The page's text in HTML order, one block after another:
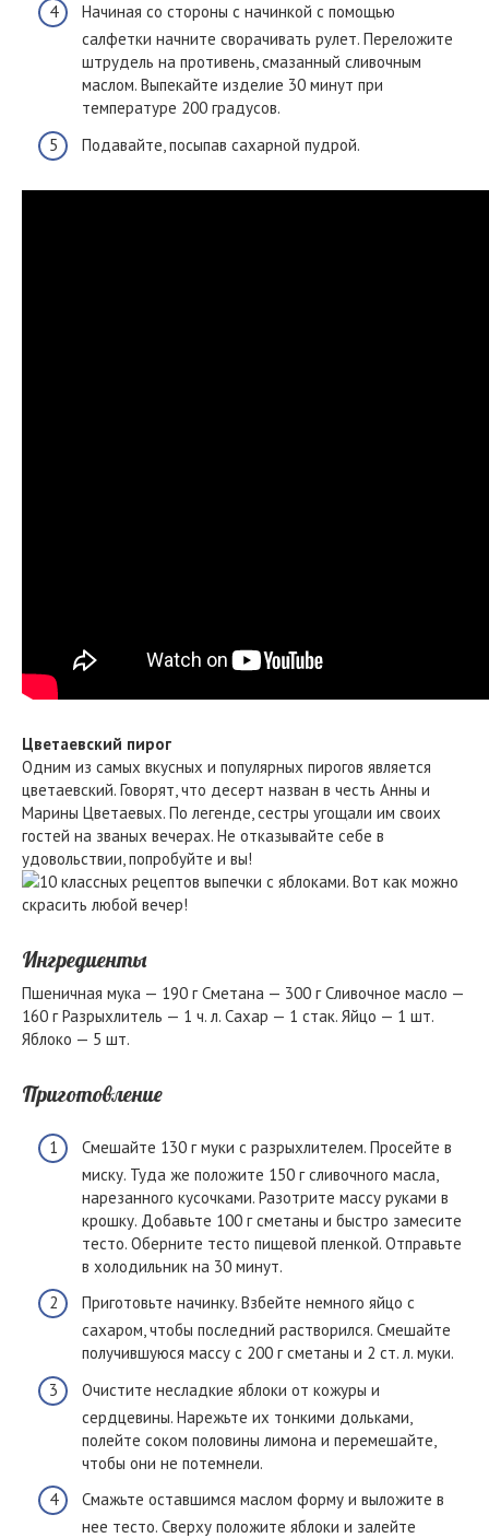
Начиная со стороны с начинкой с помощью
салфетки начните сворачивать рулет. Переложите
штрудель на противень, смазанный сливочным
маслом. Выпекайте изделие 30 минут при
температуре 200 градусов.
Подавайте, посыпав сахарной пудрой.
Цветаевский пирог
Одним из самых вкусных и популярных пирогов является
цветаевский. Говорят, что десерт назван в честь Анны и
Марины Цветаевых. По легенде, сестры угощали им своих
гостей на званых вечерах. Не отказывайте себе в
удовольствии, попробуйте и вы!
Ингредиенты
Пшеничная мука — 190 г Сметана — 300 г Сливочное масло —
160 г Разрыхлитель — 1 ч. л. Сахар — 1 стак. Яйцо — 1 шт.
Яблоко — 5 шт.
Приготовление
Смешайте 130 г муки с разрыхлителем. Просейте в
миску. Туда же положите 150 г сливочного масла,
нарезанного кусочками. Разотрите массу руками в
крошку. Добавьте 100 г сметаны и быстро замесите
тесто. Оберните тесто пищевой пленкой. Отправьте
в холодильник на 30 минут.
Приготовьте начинку. Взбейте немного яйцо с
сахаром, чтобы последний растворился. Смешайте
получившуюся массу с 200 г сметаны и 2 ст. л. муки.
Очистите несладкие яблоки от кожуры и
сердцевины. Нарежьте их тонкими дольками,
полейте соком половины лимона и перемешайте,
чтобы они не потемнели.
Смажьте оставшимся маслом форму и выложите в
нее тесто. Сверху положите яблоки и залейте